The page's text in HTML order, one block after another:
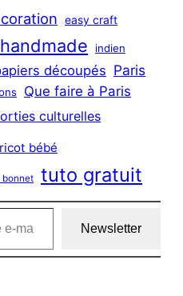
easy craft
handmade indien
découpés Paris
Que faire à Paris
culturelles
bébé
bonnet tuto gratuit
Newsletter